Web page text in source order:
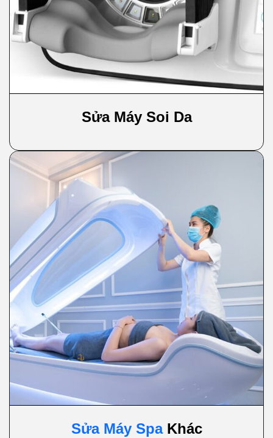
Sửa Máy Soi Da
Sửa Máy SpaKhác